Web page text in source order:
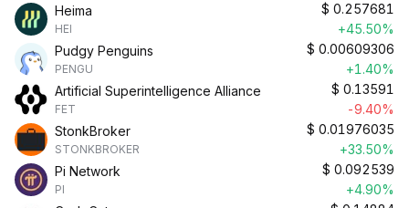
Heima
HEI
$ 0.257681
+45.50%
Pudgy Penguins
PENGU
$ 0.00609306
+1.40%
Artificial Superintelligence Alliance
FET
$ 0.13591
-9.40%
StonkBroker
STONKBROKER
$ 0.01976035
+33.50%
Pi Network
PI
$ 0.092539
+4.90%